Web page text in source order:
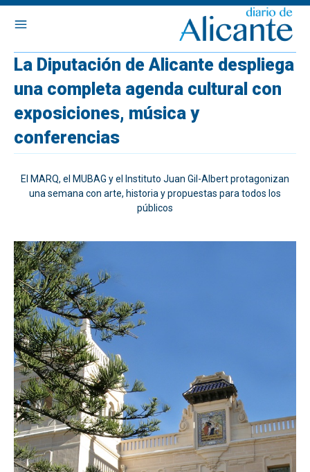
La Diputación de Alicante despliega
una completa agenda cultural con
exposiciones, música y
conferencias
El MARQ, el MUBAG y el Instituto Juan Gil-Albert protagonizan
una semana con arte, historia y propuestas para todos los
públicos